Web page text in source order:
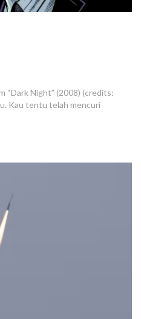
“Dark Night” (2008) (credits:
Kau tentu telah mencuri